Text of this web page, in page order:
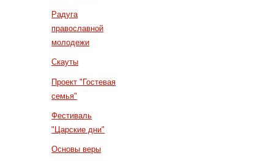
Радуга
православной
молодежи
Скауты
Проект "Гостевая
семья"
Фестиваль
"Царские дни"
Основы веры